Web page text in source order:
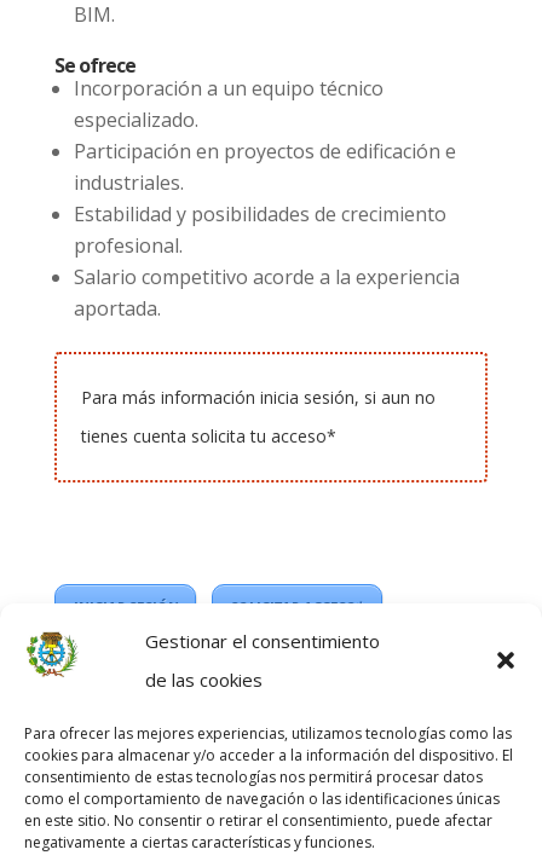
Gestionar el consentimiento
de las cookies
Para ofrecer las mejores experiencias, utilizamos tecnologías como las
cookies para almacenar y/o acceder a la información del dispositivo. El
consentimiento de estas tecnologías nos permitirá procesar datos
como el comportamiento de navegación o las identificaciones únicas
en este sitio. No consentir o retirar el consentimiento, puede afectar
negativamente a ciertas características y funciones.
BIM.
Se ofrece
Incorporación a un equipo técnico
especializado.
Participación en proyectos de edificación e
industriales.
Estabilidad y posibilidades de crecimiento
profesional.
Salario competitivo acorde a la experiencia
aportada.
Para más información inicia sesión, si aun no
tienes cuenta solicita tu acceso*
INICIAR SESIÓN SOLICITAR ACCESO*
* Acceso exclusivo para colegiados del Colegio